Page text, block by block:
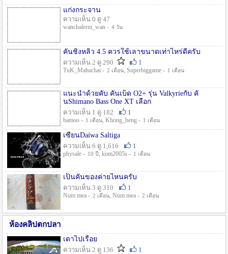
แก่งกระจาน
ความเห็น 0 ดู 47
wanchalerm_wan - 4 วัน
คันชิงหลิว 4.5 ควรใช้เลาขนาดเท่าไหร่ดีครับ
ความเห็น 2 ดู 290
1
TuK_Mahachai - 2 เดือน, Superbiggame - 1 เดือน
แนะนำด้วยคับ คันเบ็ด O2+ รุ่น Valkyrieกับ คั
นShimano Bass One XT เลือก
ความเห็น 1 ดู 182
1
bamoo - 1 เดือน, Khong_beng - 1 เดือน
เซียนDaiwa Saltiga
ความเห็น 6 ดู 1,616
1
physale - 10 ปี , kom2005s - 1 เดือน
เป็นคันของค่ายไหนครับ
ความเห็น 3 ดู 310
1
Num mea - 2 เดือน, Num mea - 2 เดือน
ห้องคลิปตกปลา
เดาไปเรื่อย
ความเห็น 2 ดู 136
1